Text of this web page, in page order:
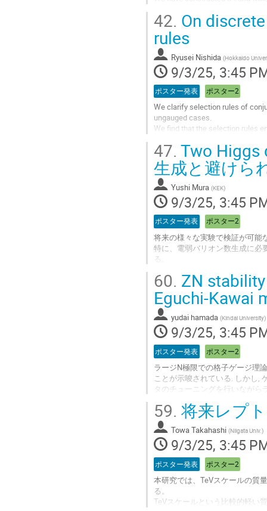
Go
to
contribution
page
42. On
rules
Ryusei Nishida (Hokkaido
9/3/25, 3:45
ポスター発表 ポスター2
We clarify selection rules of
ungauged cases.
We find that the selection rules
Since the selection rules of
Go
to
contribution
page
47. Two Higgs
生成と避けら
Yushi Mura (KEK)
9/3/25, 3:45
ポスター発表 ポスター2
将来の様々な実験で検証が可能
特に、電弱バリオン数生成に必
る。
て最小なセットアップで予言さ
Go
to
contribution
page
60. ZN
Eguchi-Kawai
yudai hamada (Kindai University)
9/3/25, 3:45
ポスター発表 ポスター2
ラージN極限での格子ゲージ理
ことが示唆されている. しかし,
タのチューニングを行いなが
コンパクト時空上のSU(N)ゲー
で示す．
Go
to
contribution
page
59. 将来レプ
Towa Takahashi (Niigata Univ.)
9/3/25, 3:45
ポスター発表 ポスター2
本研究では、TeVスケールの質
る。
TeVスケールという比較的軽い